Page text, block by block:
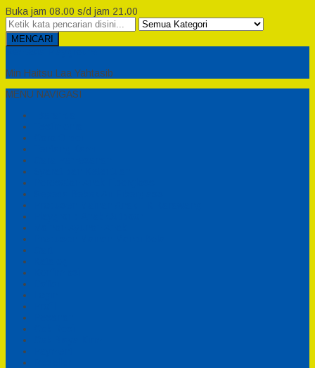
Buka jam 08.00 s/d jam 21.00
MENCARI
Min Haitsu Laa Yahtasib
MENU NAVIGASI